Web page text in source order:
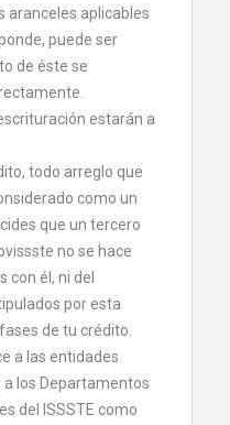
aranceles aplicables
puede ser
de éste se
estarán a
todo arreglo que
como un
que un tercero
no se hace
con él, ni del
por esta
de tu crédito.
a las entidades
los Departamentos
del ISSSTE como